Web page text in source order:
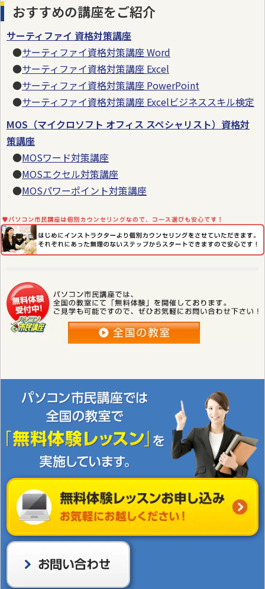
おすすめの講座をご紹介
サーティファイ 資格対策講座
●サーティファイ資格対策講座 Word
●サーティファイ資格対策講座 Excel
●サーティファイ資格対策講座 PowerPoint
●サーティファイ資格対策講座 Excelビジネススキル検定
MOS（マイクロソフト オフィス スペシャリスト）資格対
策講座
●MOSワード対策講座
●MOSエクセル対策講座
●MOSパワーポイント対策講座